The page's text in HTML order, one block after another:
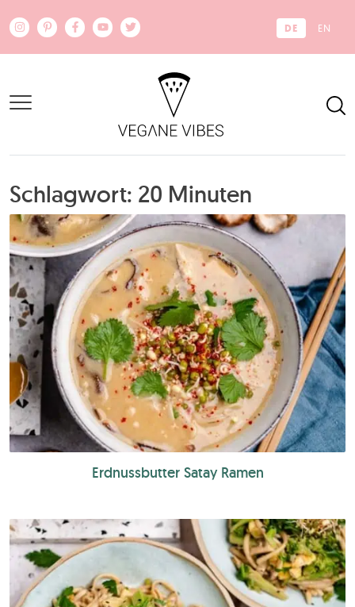
DE EN
Schlagwort: 20 Minuten
Erdnussbutter Satay Ramen